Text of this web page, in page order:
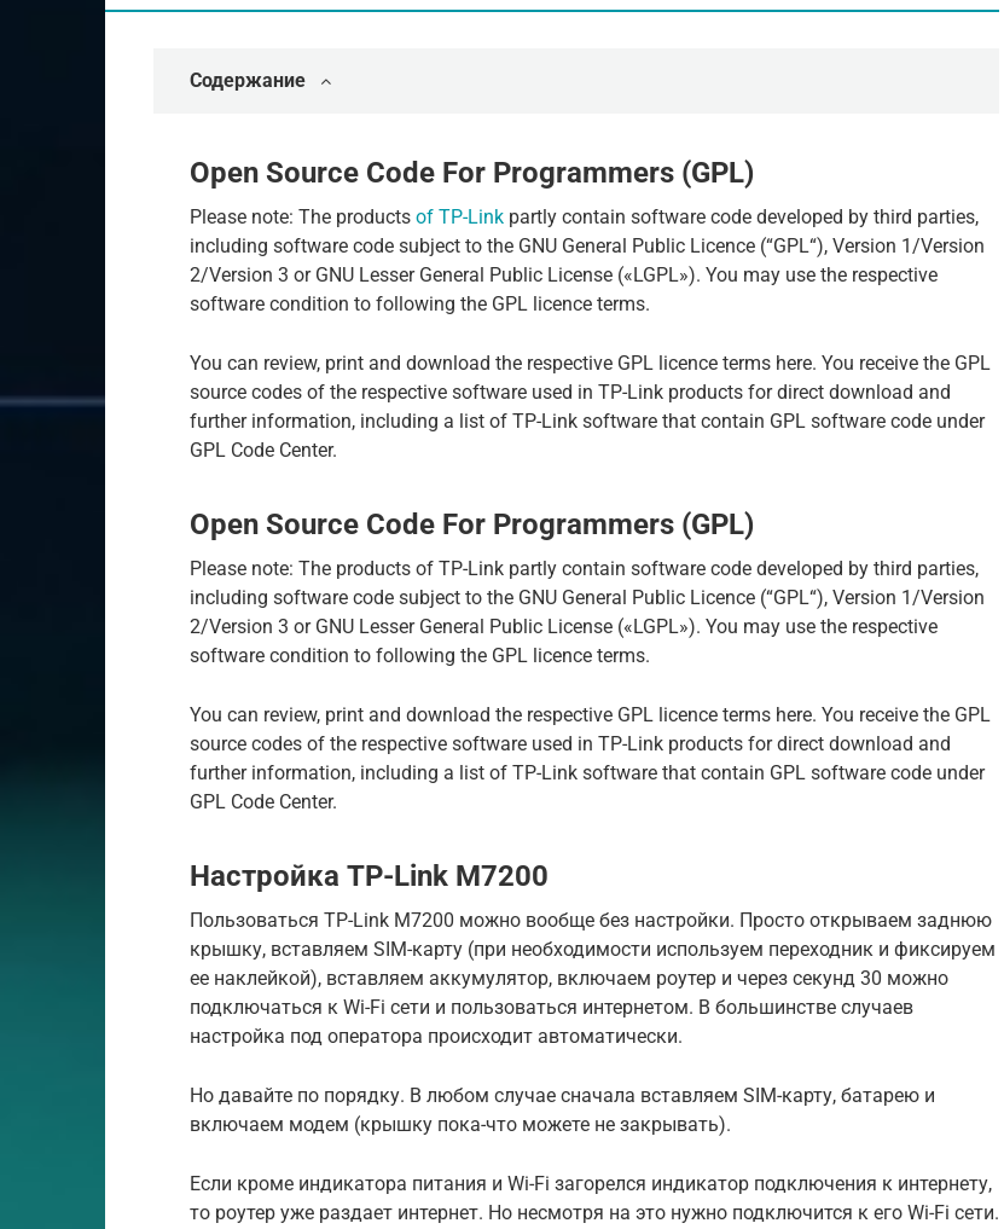
Содержание
Open Source Code For Programmers (GPL)
Please note: The products of TP-Link partly contain software code developed by third parties,
including software code subject to the GNU General Public Licence (“GPL“), Version 1/Version
2/Version 3 or GNU Lesser General Public License («LGPL»). You may use the respective
software condition to following the GPL licence terms.
You can review, print and download the respective GPL licence terms here. You receive the GPL
source codes of the respective software used in TP-Link products for direct download and
further information, including a list of TP-Link software that contain GPL software code under
GPL Code Center.
Open Source Code For Programmers (GPL)
Please note: The products of TP-Link partly contain software code developed by third parties,
including software code subject to the GNU General Public Licence (“GPL“), Version 1/Version
2/Version 3 or GNU Lesser General Public License («LGPL»). You may use the respective
software condition to following the GPL licence terms.
You can review, print and download the respective GPL licence terms here. You receive the GPL
source codes of the respective software used in TP-Link products for direct download and
further information, including a list of TP-Link software that contain GPL software code under
GPL Code Center.
Настройка TP-Link M7200
Пользоваться TP-Link M7200 можно вообще без настройки. Просто открываем заднюю
крышку, вставляем SIM-карту (при необходимости используем переходник и фиксируем
ее наклейкой), вставляем аккумулятор, включаем роутер и через секунд 30 можно
подключаться к Wi-Fi сети и пользоваться интернетом. В большинстве случаев
настройка под оператора происходит автоматически.
Но давайте по порядку. В любом случае сначала вставляем SIM-карту, батарею и
включаем модем (крышку пока-что можете не закрывать).
Если кроме индикатора питания и Wi-Fi загорелся индикатор подключения к интернету,
то роутер уже раздает интернет. Но несмотря на это нужно подключится к его Wi-Fi сети.